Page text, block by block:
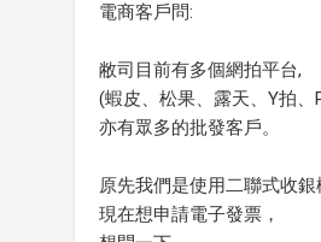
電商客戶問:
敝司目前有多個網拍平台,
(蝦皮、松果、露天、Y拍、
亦有眾多的批發客戶。
原先我們是使用二聯式收銀
現在想申請電子發票，